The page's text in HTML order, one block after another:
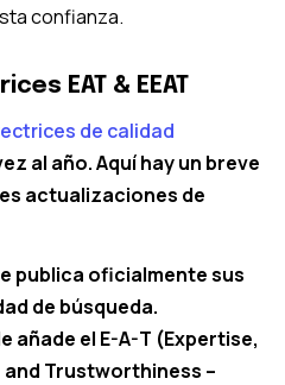
confianza.
EAT & EEAT
de calidad
al año. Aquí hay un breve
actualizaciones de
publica oficialmente sus
de búsqueda.
añade el E-A-T (Expertise,
Trustworthiness –